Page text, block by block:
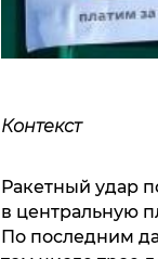
Контекст
Ракетный удар
в центральную
По последним